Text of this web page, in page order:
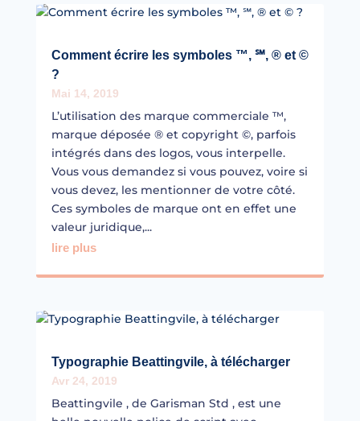
Comment écrire les symboles ™, ℠, ® et ©
?
Mai 14, 2019
L’utilisation des marque commerciale ™,
marque déposée ® et copyright ©, parfois
intégrés dans des logos, vous interpelle.
Vous vous demandez si vous pouvez, voire si
vous devez, les mentionner de votre côté.
Ces symboles de marque ont en effet une
valeur juridique,...
lire plus
Typographie Beattingvile, à télécharger
Avr 24, 2019
Beattingvile , de Garisman Std , est une